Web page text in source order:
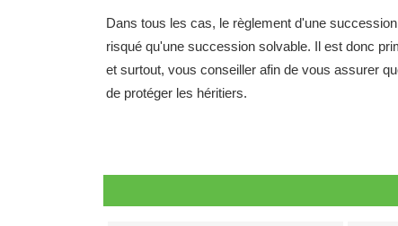
Dans tous les cas, le règlement d'une
risqué qu'une succession solvable. Il est donc
et surtout, vous conseiller afin de vous assurer
de protéger les héritiers.